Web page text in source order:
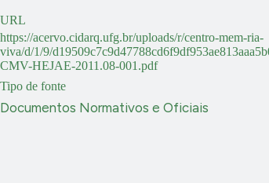
URL
https://acervo.cidarq.ufg.br/uploads/r/centro-mem-ria-
viva/d/1/9/
CMV-HEJAE-2011.08-001.pdf
Tipo de fonte
Documentos Normativos e Oficiais